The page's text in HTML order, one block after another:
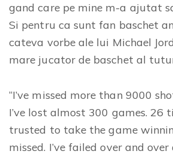
gand care pe mine m-a ajutat
Si pentru ca sunt fan baschet
cateva vorbe ale lui Michael
mare jucator de baschet al
“I’ve missed more than 9000
I’ve lost almost 300 games. 26
trusted to take the game
missed. I’ve failed over and